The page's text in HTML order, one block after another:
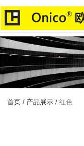
首页 / 产品展示 / 红色